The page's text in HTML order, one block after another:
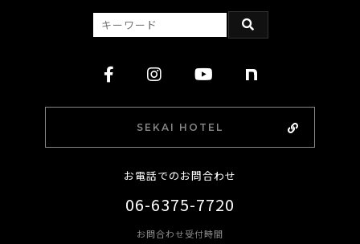
SEKAI HOTEL
お電話でのお問合わせ
06-6375-7720
お問合わせ受付時間